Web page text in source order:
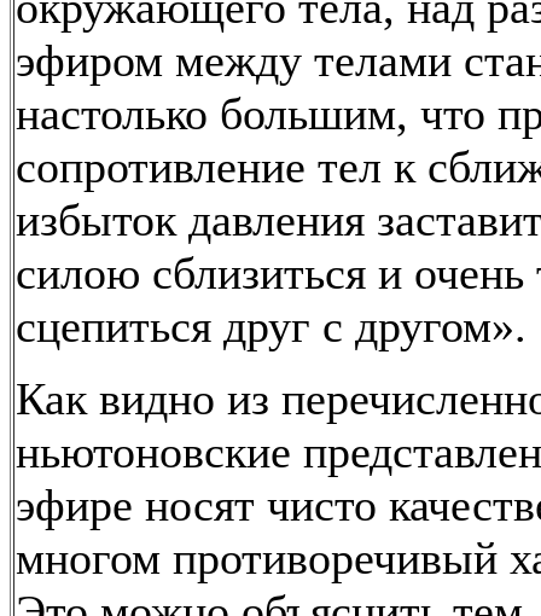
эфиром между телами
настолько большим, что
сопротивление тел к
избыток давления
силою сблизиться и очень
сцепиться друг с другом».
Как видно из
ньютоновские
эфире носят чисто
многом противоречивый